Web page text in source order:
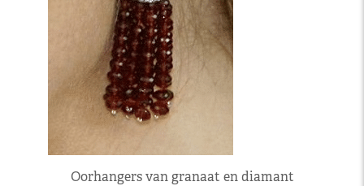
Oorhangers van granaat en diamant